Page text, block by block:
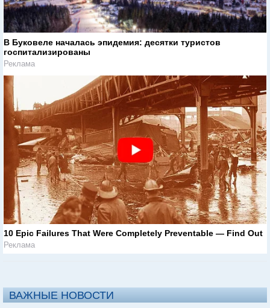
В Буковеле началась эпидемия: десятки туристов
госпитализированы
Реклама
10 Epic Failures That Were Completely Preventable — Find Out
Реклама
ВАЖНЫЕ НОВОСТИ